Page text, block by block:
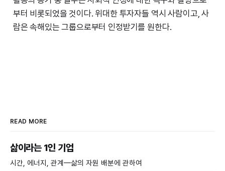
부터 비롯되었을 것이다. 위대한 투자자들 역시 사람이고, 사
람은 속해있는 그룹으로부터 인정받기를 원한다.
READ MORE
삶이라는 1인 기업
시간, 에너지, 관계—삶의 자원 배분에 관하여